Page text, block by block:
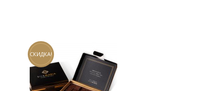
СКИДКА!